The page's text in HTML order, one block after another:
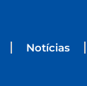
Notícias